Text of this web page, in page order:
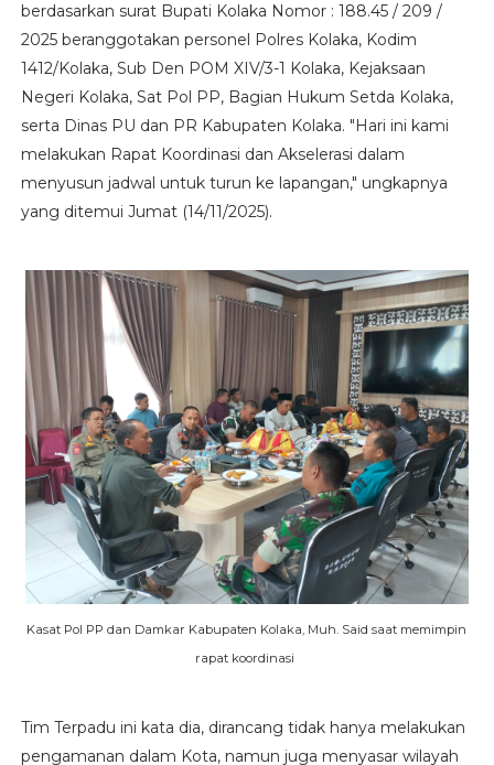
berdasarkan surat Bupati Kolaka Nomor : 188.45 / 209 /
2025 beranggotakan personel Polres Kolaka, Kodim
1412/Kolaka, Sub Den POM XIV/3-1 Kolaka, Kejaksaan
Negeri Kolaka, Sat Pol PP, Bagian Hukum Setda Kolaka,
serta Dinas PU dan PR Kabupaten Kolaka. "Hari ini kami
melakukan Rapat Koordinasi dan Akselerasi dalam
menyusun jadwal untuk turun ke lapangan," ungkapnya
yang ditemui Jumat (14/11/2025).
Kasat Pol PP dan Damkar Kabupaten Kolaka, Muh. Said saat memimpin
rapat koordinasi
Tim Terpadu ini kata dia, dirancang tidak hanya melakukan
pengamanan dalam Kota, namun juga menyasar wilayah